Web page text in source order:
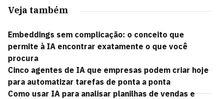
Veja também
Embeddings sem complicação: o conceito que
permite à IA encontrar exatamente o que você
procura
Cinco agentes de IA que empresas podem criar hoje
para automatizar tarefas de ponta a ponta
Como usar IA para analisar planilhas de vendas e